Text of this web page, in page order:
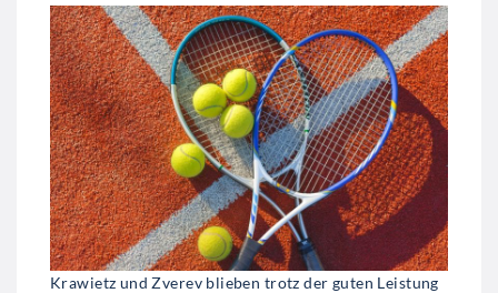
Krawietz und Zverev blieben trotz der guten Leistung